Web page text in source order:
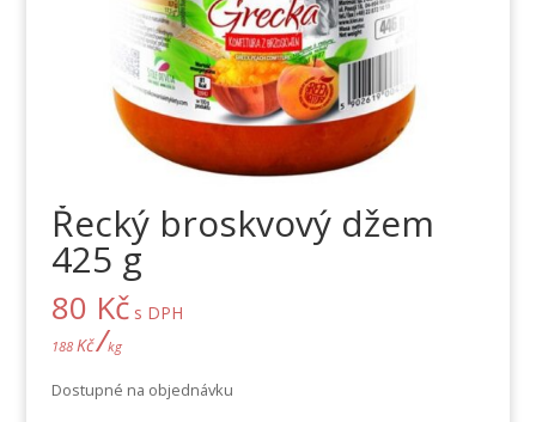
Řecký broskvový džem
425 g
80 Kč s DPH
188 Kč/kg
Dostupné na objednávku